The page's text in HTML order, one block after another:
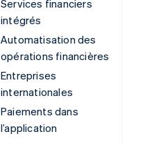
Services financiers
intégrés
Automatisation des
opérations financières
Entreprises
internationales
Paiements dans
l’application